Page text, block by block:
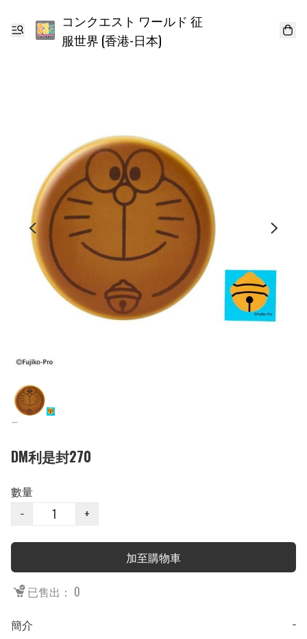
コンクエスト ワールド 征
服世界 (香港-日本)
DM利是封270
數量
−
+
加至購物車
已售出： 0
簡介
−